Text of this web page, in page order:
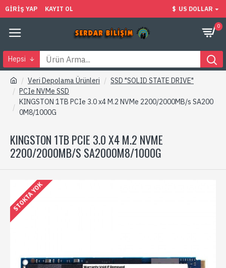
GIRIŞ YAP KAYIT OL $ US DOLLAR
0
Hepsi
Veri Depolama Ürünleri
SSD "SOLID STATE DRIVE"
PCIe NVMe SSD
KINGSTON 1TB PCIe 3.0 x4 M.2 NVMe 2200/2000MB/s SA200
0M8/1000G
KINGSTON 1TB PCIE 3.0 X4 M.2 NVME
2200/2000MB/S SA2000M8/1000G
STOKTA YOK